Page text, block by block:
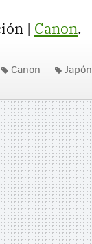
| Canon.
Canon Japón